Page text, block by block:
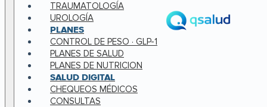
TRAUMATOLOGÍA
UROLOGÍA
PLANES
CONTROL DE PESO · GLP-1
PLANES DE SALUD
PLANES DE NUTRICION
SALUD DIGITAL
CHEQUEOS MÉDICOS
CONSULTAS